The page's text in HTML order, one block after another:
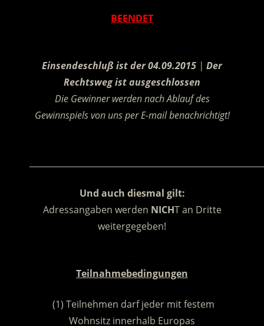
BEENDET
Einsendeschluß ist der 04.09.2015 | Der
Rechtsweg ist ausgeschlossen
Die Gewinner werden nach Ablauf des
Gewinnspiels von uns per E-mail benachrichtigt!
Und auch diesmal gilt:
Adressangaben werden NICHT an Dritte
weitergegeben!
Teilnahmebedingungen
(1) Teilnehmen darf jeder mit festem
Wohnsitz innerhalb Europas